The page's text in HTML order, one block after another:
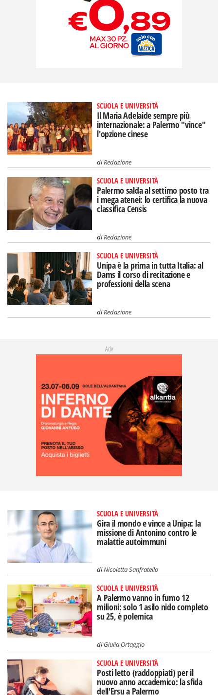
SCUOLA E UNIVERSITÀ
Il Maria Adelaide sempre più
internazionale: a Palermo "vince"
l'opzione cinese
diRedazione
SCUOLA E UNIVERSITÀ
Palermo salda al settimo posto tra
i mega atenei: lo certifica la nuova
classifica Censis
diRedazione
SCUOLA E UNIVERSITÀ
Unipa è la prima in tutta Italia: al
Dams il corso di recitazione e
professioni della scena
diRedazione
Adv
SCUOLA E UNIVERSITÀ
Gira il mondo e vince a Unipa: la
missione di Antonino contro le
malattie autoimmuni
diNicoletta Sanfratello
SCUOLA E UNIVERSITÀ
A Palermo vanno in fumo 12
milioni: solo 1 asilo nido completo
su 25, è polemica
diGiulia Ortaggio
SCUOLA E UNIVERSITÀ
Posti letto (raddoppiati) per il
nuovo anno accademico: la sfida
dell'Ersu a Palermo